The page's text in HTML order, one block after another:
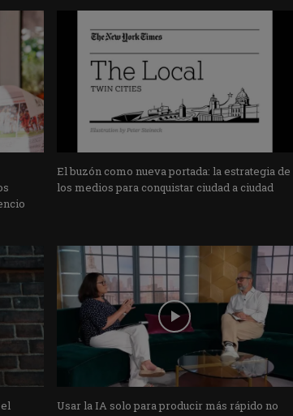
El buzón como nueva portada: la estrategia de
los medios para conquistar ciudad a ciudad
Usar la IA solo para producir más rápido no